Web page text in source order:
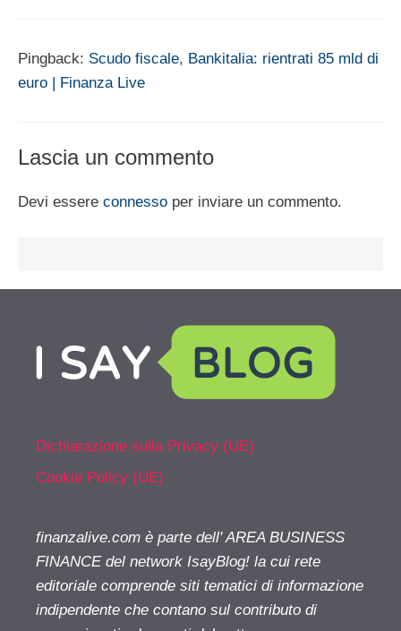
Pingback: Scudo fiscale, Bankitalia: rientrati 85 mld di
euro | Finanza Live
Lascia un commento
Devi essere connesso per inviare un commento.
Dichiarazione sulla Privacy (UE)
Cookie Policy (UE)
finanzalive.com è parte dell' AREA BUSINESS
FINANCE del network IsayBlog! la cui rete
editoriale comprende siti tematici di informazione
indipendente che contano sul contributo di